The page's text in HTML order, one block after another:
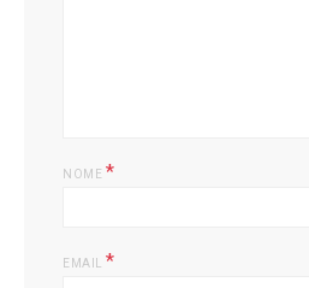
NOME *
EMAIL *